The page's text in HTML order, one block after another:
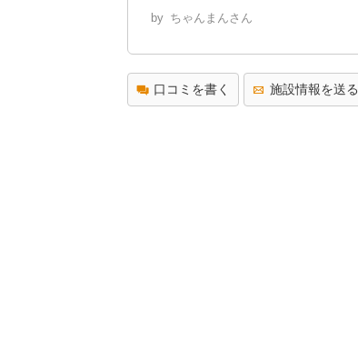
by ちゃんまんさん
口コミを書く 施設情報を送る